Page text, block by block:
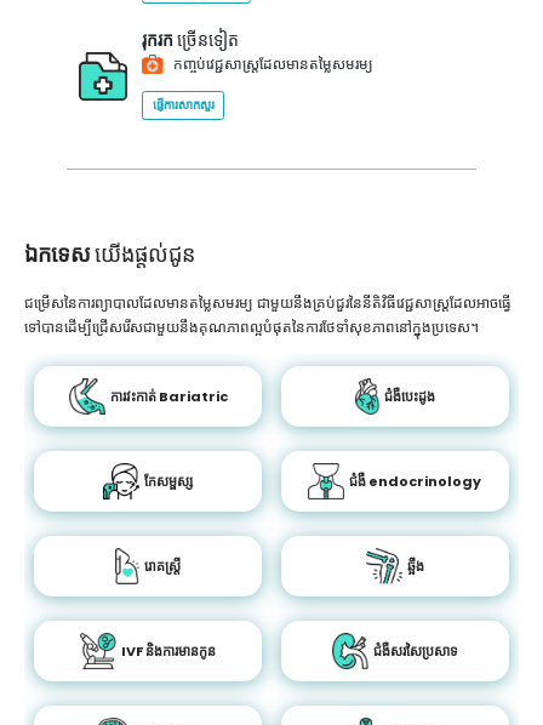
រុករក ច្រើនទៀត
កញ្ចប់វេជ្ជសាស្ត្រដែលមានតម្លៃសមរម្យ
ផ្ញើការសាកសួរ
ឯកទេសយើងផ្តល់ជូន
ជម្រើសនៃការព្យាបាលដែលមានតម្លៃសមរម្យ ជាមួយនឹងគ្រប់ជួរនៃនីតិវិធីវេជ្ជសាស្រ្តដែលអាចធ្វើ
ទៅបានដើម្បីជ្រើសរើសជាមួយនឹងគុណភាពល្អបំផុតនៃការថែទាំសុខភាពនៅក្នុងប្រទេស។
ការវះកាត់ Bariatric ជំងឺបេះដូង
កែសម្ផស្ស ជំងឺ endocrinology
រោគស្ត្រី ឆ្អឹង
IVF និងការមានកូន ជំងឺសរសៃប្រសាទ